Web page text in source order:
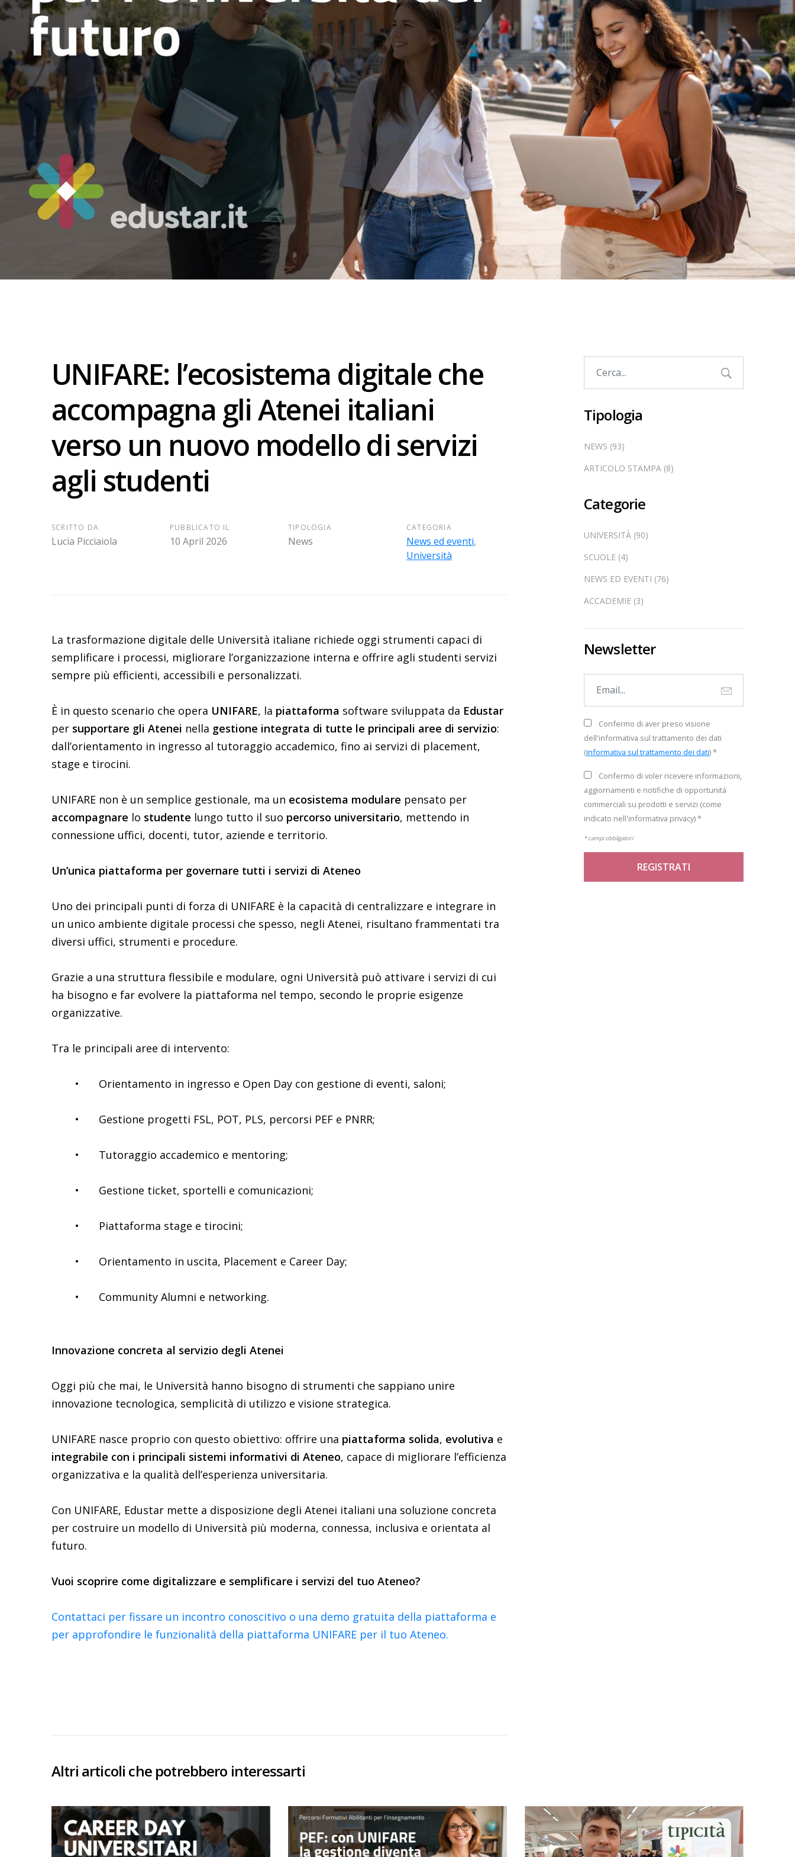
UNIFARE: l’ecosistema digitale che
accompagna gli Atenei italiani
verso un nuovo modello di servizi
agli studenti
SCRITTO DA
Lucia Picciaiola
PUBBLICATO IL
10 April 2026
TIPOLOGIA
News
CATEGORIA
News ed eventi,
Università
La trasformazione digitale delle Università italiane richiede oggi strumenti capaci di
semplificare i processi, migliorare l’organizzazione interna e offrire agli studenti servizi
sempre più efficienti, accessibili e personalizzati.
È in questo scenario che opera UNIFARE, la piattaforma software sviluppata da Edustar
per supportare gli Atenei nella gestione integrata di tutte le principali aree di servizio:
dall’orientamento in ingresso al tutoraggio accademico, fino ai servizi di placement,
stage e tirocini.
UNIFARE non è un semplice gestionale, ma un ecosistema modulare pensato per
accompagnare lo studente lungo tutto il suo percorso universitario, mettendo in
connessione uffici, docenti, tutor, aziende e territorio.
Un’unica piattaforma per governare tutti i servizi di Ateneo
Uno dei principali punti di forza di UNIFARE è la capacità di centralizzare e integrare in
un unico ambiente digitale processi che spesso, negli Atenei, risultano frammentati tra
diversi uffici, strumenti e procedure.
Grazie a una struttura flessibile e modulare, ogni Università può attivare i servizi di cui
ha bisogno e far evolvere la piattaforma nel tempo, secondo le proprie esigenze
organizzative.
Tra le principali aree di intervento:
• Orientamento in ingresso e Open Day con gestione di eventi, saloni;
• Gestione progetti FSL, POT, PLS, percorsi PEF e PNRR;
• Tutoraggio accademico e mentoring;
• Gestione ticket, sportelli e comunicazioni;
• Piattaforma stage e tirocini;
• Orientamento in uscita, Placement e Career Day;
• Community Alumni e networking.
Innovazione concreta al servizio degli Atenei
Oggi più che mai, le Università hanno bisogno di strumenti che sappiano unire
innovazione tecnologica, semplicità di utilizzo e visione strategica.
UNIFARE nasce proprio con questo obiettivo: offrire una piattaforma solida, evolutiva e
integrabile con i principali sistemi informativi di Ateneo, capace di migliorare l’efficienza
organizzativa e la qualità dell’esperienza universitaria.
Con UNIFARE, Edustar mette a disposizione degli Atenei italiani una soluzione concreta
per costruire un modello di Università più moderna, connessa, inclusiva e orientata al
futuro.
Vuoi scoprire come digitalizzare e semplificare i servizi del tuo Ateneo?
Contattaci per fissare un incontro conoscitivo o una demo gratuita della piattaforma e
per approfondire le funzionalità della piattaforma UNIFARE per il tuo Ateneo.
Tipologia
NEWS (93)
ARTICOLO STAMPA (8)
Categorie
UNIVERSITÀ (90)
SCUOLE (4)
NEWS ED EVENTI (76)
ACCADEMIE (3)
Newsletter
Confermo di aver preso visione
dell'informativa sul trattamento dei dati
(informativa sul trattamento dei dati) *
Confermo di voler ricevere informazioni,
aggiornamenti e notifiche di opportunità
commerciali su prodotti e servizi (come
indicato nell'informativa privacy) *
* campi obbligatori
REGISTRATI
Altri articoli che potrebbero interessarti